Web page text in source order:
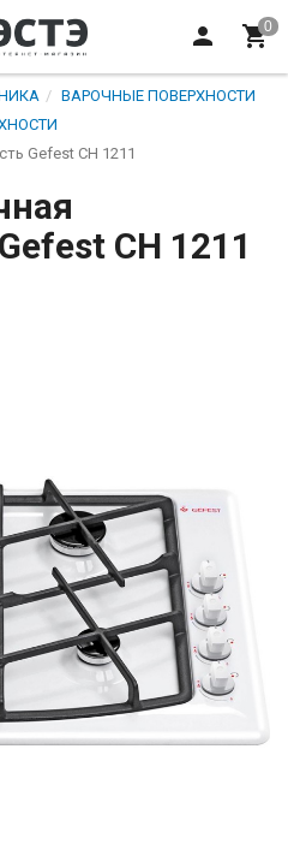
ВАРОЧНЫЕ ПОВЕРХНОСТИ
Gefest СН 1211
СН 1211